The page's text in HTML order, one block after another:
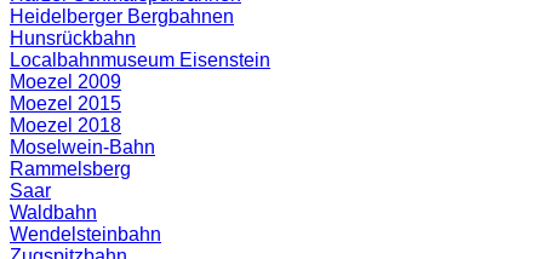
Heidelberger Bergbahnen
Hunsrückbahn
Localbahnmuseum Eisenstein
Moezel 2009
Moezel 2015
Moezel 2018
Moselwein-Bahn
Rammelsberg
Saar
Waldbahn
Wendelsteinbahn